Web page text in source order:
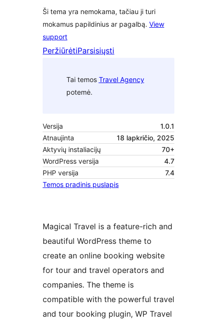
Ši tema yra nemokama, tačiau ji turi
mokamus papildinius ar pagalbą. View
support
PeržiūrėtiParsisiųsti
Tai temos Travel Agency
potemė.
Versija
1.0.1
Atnaujinta
18 lapkričio, 2025
Aktyvių instaliacijų
70+
WordPress versija
4.7
PHP versija
7.4
Temos pradinis puslapis
Magical Travel is a feature-rich and
beautiful WordPress theme to
create an online booking website
for tour and travel operators and
companies. The theme is
compatible with the powerful travel
and tour booking plugin, WP Travel